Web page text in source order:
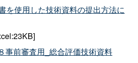
を使用した技術資料の提出方法に
事前審査用_総合評価技術資料